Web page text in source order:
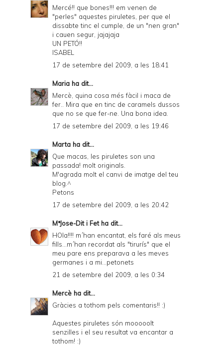
Mercé!! que bones!!! em venen de
"perles" aquestes piruletes, per que el
dissabte tinc el cumple, de un "nen gran"
i cauen segur, jajajaja
UN PETÓ!!
ISABEL
17 de setembre del 2009, a les 18:41
Maria ha dit...
Mercè, quina cosa més fàcil i maca de
fer.. Mira que en tinc de caramels dussos
que no se que fer-ne. Una bona idea.
17 de setembre del 2009, a les 19:46
Marta ha dit...
Que macas, les piruletes son una
passada! molt originals.
M'agrada molt el canvi de imatge del teu
blog.^
Petons
17 de setembre del 2009, a les 20:42
MªJose-Dit i Fetha dit...
HOla!!!! m´han encantat, els faré als meus
fills...m´han recordat als "tirurís" que el
meu pare ens preparava a les meves
germanes i a mi...petonets
21 de setembre del 2009, a les 0:34
Mercè ha dit...
Gràcies a tothom pels comentaris!! :)
Aquestes piruletes són mooooolt
senzilles i el seu resultat va encantar a
tothom! :)